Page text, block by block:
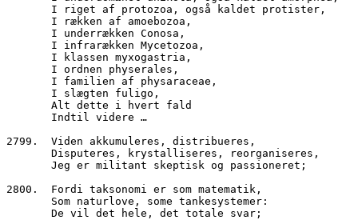
       I riget af protozoa, også kaldet protister,
       I rækken af amoebozoa,
       I underrækken Conosa,
       I infrarækken Mycetozoa,
       I klassen myxogastria,
       I ordnen physerales,
       I familien af physaraceae,
       I slægten fuligo,
       Alt dette i hvert fald
       Indtil videre …
2799.  Viden akkumuleres, distribueres,
       Disputeres, krystalliseres, reorganiseres,
       Jeg er militant skeptisk og passioneret;
2800.  Fordi taksonomi er som matematik,
       Som naturlove, some tankesystemer:
       De vil det hele, det totale svar;